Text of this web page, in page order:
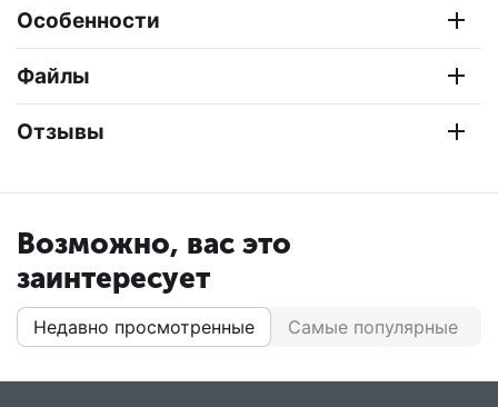
Особенности
Файлы
Отзывы
Возможно, вас это
заинтересует
Недавно просмотренные Самые популярные